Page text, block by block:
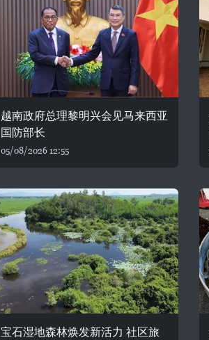
越南政府总理黎明兴会见马来西亚
国防部长
05/08/2026 12:55
宝石湿地森林焕发新活力 社区旅